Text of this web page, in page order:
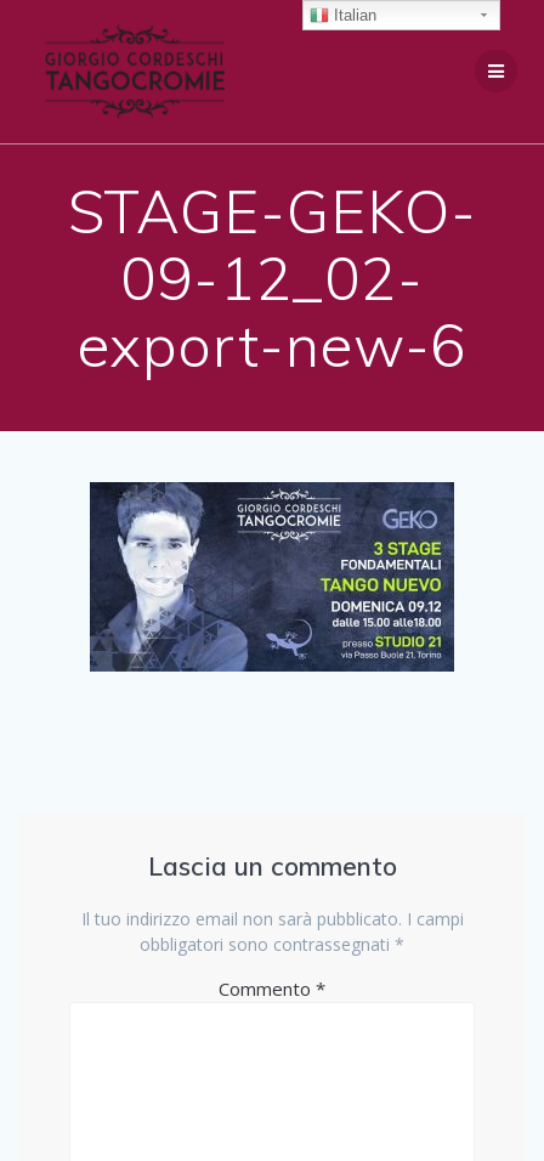
STAGE-GEKO-
09-12_02-
export-new-6
Lascia un commento
Il tuo indirizzo email non sarà pubblicato. I campi
obbligatori sono contrassegnati *
Commento *
Italian